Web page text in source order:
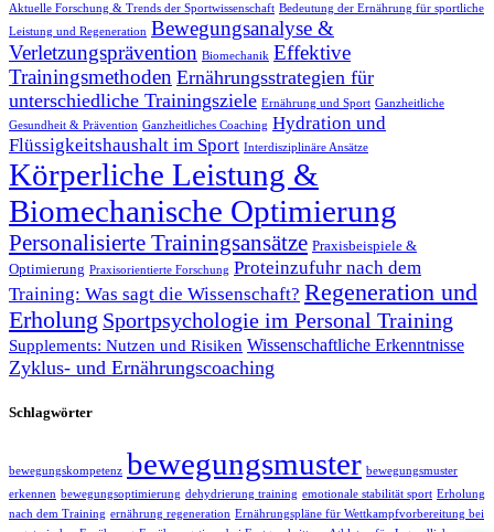
Aktuelle Forschung & Trends der Sportwissenschaft Bedeutung der Ernährung für sportliche
Leistung und Regeneration Bewegungsanalyse &
Verletzungsprävention Biomechanik Effektive
Trainingsmethoden Ernährungsstrategien für
unterschiedliche Trainingsziele Ernährung und Sport Ganzheitliche
Gesundheit & Prävention Ganzheitliches Coaching Hydration und
Flüssigkeitshaushalt im Sport Interdisziplinäre Ansätze
Körperliche Leistung &
Biomechanische Optimierung
Personalisierte Trainingsansätze Praxisbeispiele &
Optimierung Praxisorientierte Forschung Proteinzufuhr nach dem
Training: Was sagt die Wissenschaft? Regeneration und
Erholung Sportpsychologie im Personal Training
Supplements: Nutzen und Risiken Wissenschaftliche Erkenntnisse
Zyklus- und Ernährungscoaching
Schlagwörter
bewegungskompetenz bewegungsmuster bewegungsmuster
erkennen bewegungsoptimierung dehydrierung training emotionale stabilität sport Erholung
nach dem Training ernährung regeneration Ernährungspläne für Wettkampfvorbereitung bei